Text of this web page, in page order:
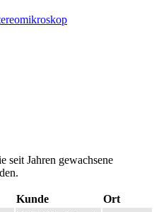
seit Jahren gewachsene
Kunde Ort